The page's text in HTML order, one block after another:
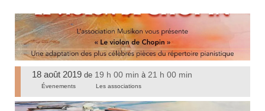
18 août 2019 de 19 h 00 min à 21 h 00 min
Évenements Les associations